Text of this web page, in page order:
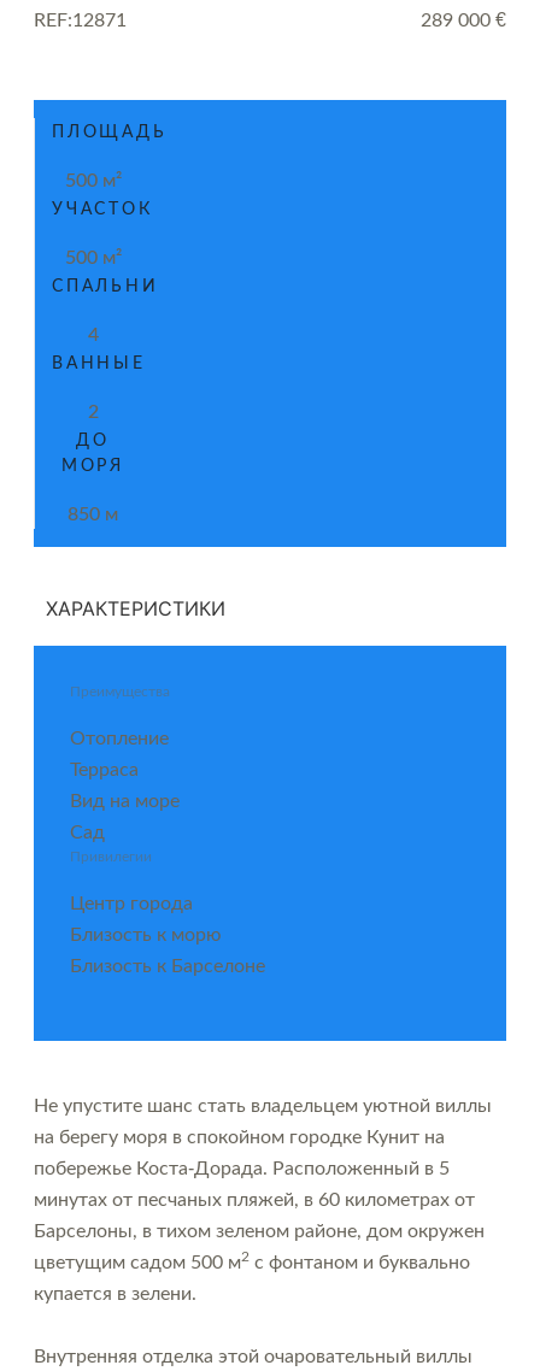
REF:12871 289 000 €
ПЛОЩАДЬ
500 м²
УЧАСТОК
500 м²
СПАЛЬНИ
4
ВАННЫЕ
2
ДО
МОРЯ
850 м
ХАРАКТЕРИСТИКИ
Преимущества
Отопление
Терраса
Вид на море
Сад
Привилегии
Центр города
Близость к морю
Близость к Барселоне
Не упустите шанс стать владельцем уютной виллы
на берегу моря в спокойном городке Кунит на
побережье Коста-Дорада. Расположенный в 5
минутах от песчаных пляжей, в 60 километрах от
Барселоны, в тихом зеленом районе, дом окружен
цветущим садом 500 м2 с фонтаном и буквально
купается в зелени.
Внутренняя отделка этой очаровательный виллы